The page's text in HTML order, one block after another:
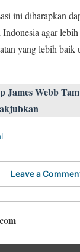
ini diharapkan
agar
yang lebih baik
James Webb
Leave a